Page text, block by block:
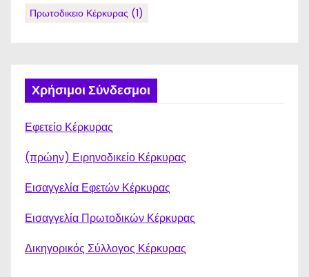
Πρωτοδικειο Κέρκυρας (1)
Χρήσιμοι Σύνδεσμοι
Εφετείο Κέρκυρας
(πρώην) Ειρηνοδικείο Κέρκυρας
Εισαγγελία Εφετών Κέρκυρας
Εισαγγελία Πρωτοδικών Κέρκυρας
Δικηγορικός Σύλλογος Κέρκυρας